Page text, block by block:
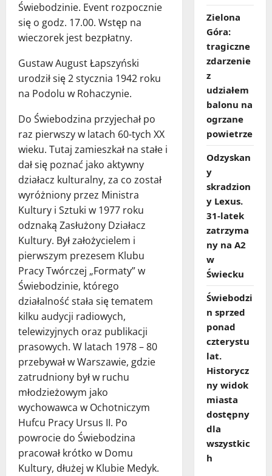
Świebodzinie. Event rozpocznie
się o godz. 17.00. Wstęp na
wieczorek jest bezpłatny.
Gustaw August Łapszyński
urodził się 2 stycznia 1942 roku
na Podolu w Rohaczynie.
Do Świebodzina przyjechał po
raz pierwszy w latach 60-tych XX
wieku. Tutaj zamieszkał na stałe i
dał się poznać jako aktywny
działacz kulturalny, za co został
wyróżniony przez Ministra
Kultury i Sztuki w 1977 roku
odznaką Zasłużony Działacz
Kultury. Był założycielem i
pierwszym prezesem Klubu
Pracy Twórczej „Formaty” w
Świebodzinie, którego
działalność stała się tematem
kilku audycji radiowych,
telewizyjnych oraz publikacji
prasowych. W latach 1978 – 80
przebywał w Warszawie, gdzie
zatrudniony był w ruchu
młodzieżowym jako
wychowawca w Ochotniczym
Hufcu Pracy Ursus II. Po
powrocie do Świebodzina
pracował krótko w Domu
Kultury, dłużej w Klubie Medyk.
Zielona
Góra:
tragiczne
zdarzenie
z
udziałem
balonu na
ogrzane
powietrze
Odzyskan
y
skradzion
y Lexus.
31‑latek
zatrzyma
ny na A2
w
Świecku
Świebodzi
n sprzed
ponad
czterystu
lat.
Historycz
ny widok
miasta
dostępny
dla
wszystkic
h